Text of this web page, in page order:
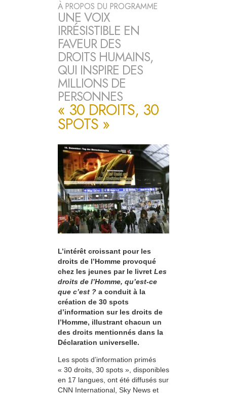
À PROPOS DU PROGRAMME
UNE VOIX
IRRÉSISTIBLE EN
FAVEUR DES
DROITS HUMAINS,
QUI INSPIRE DES
MILLIONS DE
PERSONNES
« 30 DROITS, 30
SPOTS »
L’intérêt croissant pour les
droits de l’Homme provoqué
chez les jeunes par le livret Les
droits de l’Homme, qu’est-ce
que c’est ? a conduit à la
création de 30 spots
d’information sur les droits de
l’Homme, illustrant chacun un
des droits mentionnés dans la
Déclaration universelle.
Les spots d’information primés
« 30 droits, 30 spots », disponibles
en 17 langues, ont été diffusés sur
CNN International, Sky News et